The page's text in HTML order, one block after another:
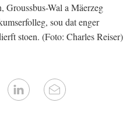
Groussbus-Wal a Mäerzeg
sou dat enger
stoen. (Foto: Charles Reiser)